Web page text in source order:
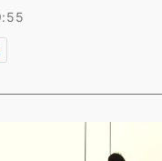
高復發風險族群，國
發與腦轉移風險，加